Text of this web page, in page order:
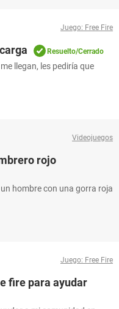
Juego: Free Fire
Resuelto/Cerrado
llegan, les pediría que
Videojuegos
rojo
hombre con una gorra roja
Juego: Free Fire
fire para ayudar